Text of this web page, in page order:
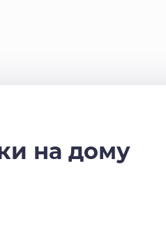
на дому